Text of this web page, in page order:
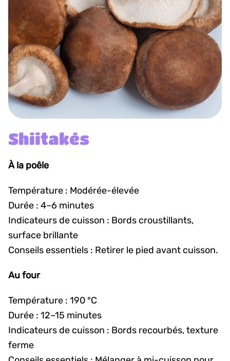
Shiitakés
À la poêle
Température : Modérée-élevée
Durée : 4–6 minutes
Indicateurs de cuisson : Bords croustillants,
surface brillante
Conseils essentiels : Retirer le pied avant cuisson.
Au four
Température : 190 °C
Durée : 12–15 minutes
Indicateurs de cuisson : Bords recourbés, texture
ferme